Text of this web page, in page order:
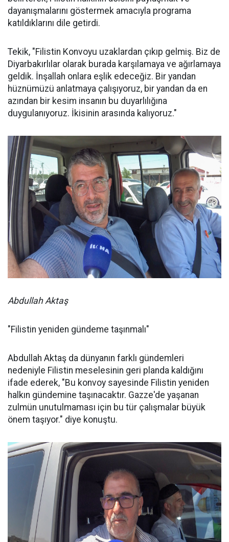
dayanışmalarını göstermek amacıyla programa
katıldıklarını dile getirdi.
Tekik, "Filistin Konvoyu uzaklardan çıkıp gelmiş. Biz de
Diyarbakırlılar olarak burada karşılamaya ve ağırlamaya
geldik. İnşallah onlara eşlik edeceğiz. Bir yandan
hüznümüzü anlatmaya çalışıyoruz, bir yandan da en
azından bir kesim insanın bu duyarlılığına
duygulanıyoruz. İkisinin arasında kalıyoruz."
Abdullah Aktaş
"Filistin yeniden gündeme taşınmalı"
Abdullah Aktaş da dünyanın farklı gündemleri
nedeniyle Filistin meselesinin geri planda kaldığını
ifade ederek, "Bu konvoy sayesinde Filistin yeniden
halkın gündemine taşınacaktır. Gazze'de yaşanan
zulmün unutulmaması için bu tür çalışmalar büyük
önem taşıyor." diye konuştu.